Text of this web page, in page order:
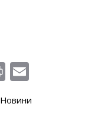
Pr
t ai
Новини